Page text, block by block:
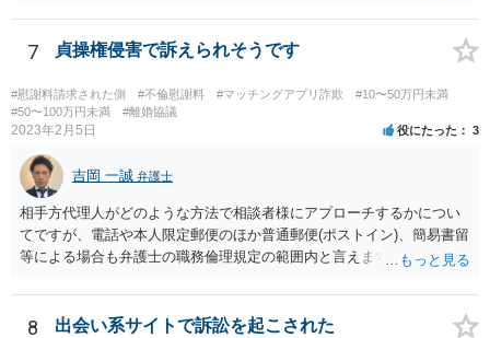
た事情があったのでしょうか。 公表するにしても、見る人に受け入れ
られる内容のものでなければなりません。 そうでなければ、逆に、あ
なたが、民事上又は刑事上の責任を負う恐れがあります。 重々ご注意
なさいますよう。
7 貞操権侵害で訴えられそうです
#慰謝料請求された側 #不倫慰謝料 #マッチングアプリ詐欺
#10〜50万円未満
#50〜100万円未満
#離婚協議
2023年2月5日 役にたった 3
吉岡 一誠 弁護士
相手方代理人がどのような方法で相談者様にアプローチするかについ
てですが、電話や本人限定郵便のほか普通郵便(ポストイン)、簡易書留
等による場合も弁護士の職務倫理規定の範囲内と言えますので、必ず
が弁護士に依頼するより前に、先んじて相談者様が弁護士に依頼をす
る場合、相手方代理人は相談者様の代理人弁護士を飛び越えて相談者
8 出会い系サイトで訴訟を起こされた